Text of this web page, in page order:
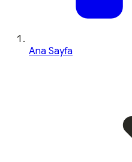
Ana Sayfa